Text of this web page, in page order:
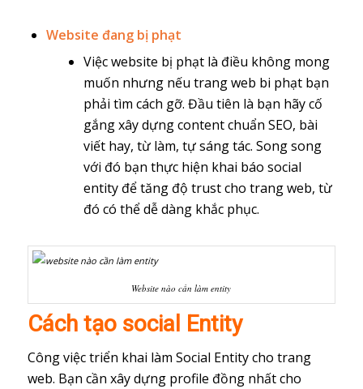
Website đang bị phạt
Việc website bị phạt là điều không mong
muốn nhưng nếu trang web bi phạt bạn
phải tìm cách gỡ. Đầu tiên là bạn hãy cố
gắng xây dựng content chuẩn SEO, bài
viết hay, từ làm, tự sáng tác. Song song
với đó bạn thực hiện khai báo social
entity để tăng độ trust cho trang web, từ
đó có thể dễ dàng khắc phục.
Website nào cần làm entity
Cách tạo social Entity
Công việc triển khai làm Social Entity cho trang
web. Bạn cần xây dựng profile đồng nhất cho